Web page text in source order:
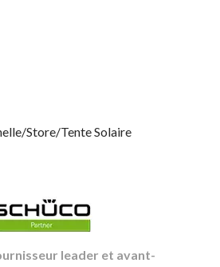
Store/Tente Solaire
leader et avant-